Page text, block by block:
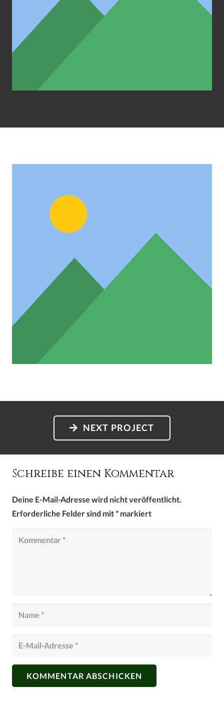
NEXT PROJECT
Schreibe einen Kommentar
Deine E-Mail-Adresse wird nicht veröffentlicht.
Erforderliche Felder sind mit* markiert
KOMMENTAR ABSCHICKEN